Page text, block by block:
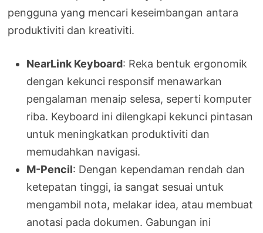
pengguna yang mencari keseimbangan antara
produktiviti dan kreativiti.
NearLink Keyboard: Reka bentuk ergonomik
dengan kekunci responsif menawarkan
pengalaman menaip selesa, seperti komputer
riba. Keyboard ini dilengkapi kekunci pintasan
untuk meningkatkan produktiviti dan
memudahkan navigasi.
M-Pencil: Dengan kependaman rendah dan
ketepatan tinggi, ia sangat sesuai untuk
mengambil nota, melakar idea, atau membuat
anotasi pada dokumen. Gabungan ini